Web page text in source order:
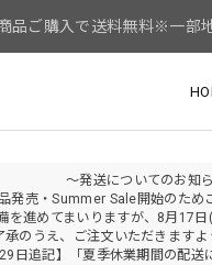
品ご購入で送料無料※一部
～発送についてのお知
発売・Summer Sale開始のため
を進めてまいりますが、8月17
承のうえ、ご注文いただきますよ
日追記】「夏季休業期間の配送